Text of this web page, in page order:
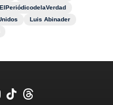
ElPeriódicodelaVerdad
Luis Abinader